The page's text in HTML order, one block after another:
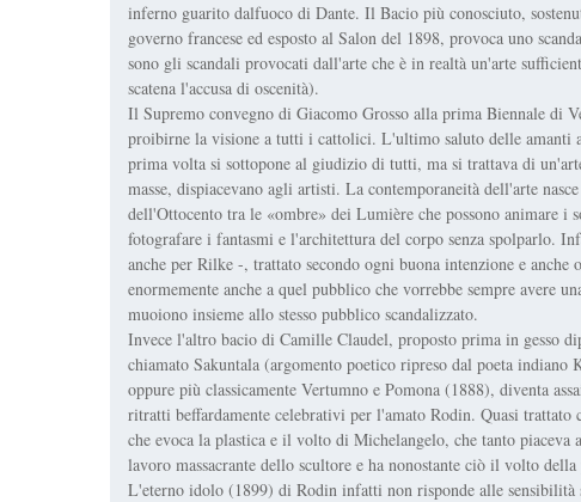
inferno guarito dalfuoco di Dante. Il Bacio più conosciuto,
governo francese ed esposto al Salon del 1898, provoca uno
sono gli scandali provocati dall'arte che è in realtà un'arte
scatena l'accusa di oscenità).
Il Supremo convegno di Giacomo Grosso alla prima Biennale di
proibirne la visione a tutti i cattolici. L'ultimo saluto delle amanti
prima volta si sottopone al giudizio di tutti, ma si trattava di
masse, dispiacevano agli artisti. La contemporaneità dell'arte
dell'Ottocento tra le «ombre» dei Lumière che possono animare
fotografare i fantasmi e l'architettura del corpo senza spolparlo.
anche per Rilke -, trattato secondo ogni buona intenzione e
enormemente anche a quel pubblico che vorrebbe sempre avere
muoiono insieme allo stesso pubblico scandalizzato.
Invece l'altro bacio di Camille Claudel, proposto prima in gesso
chiamato Sakuntala (argomento poetico ripreso dal poeta
oppure più classicamente Vertumno e Pomona (1888), diventa
ritratti beffardamente celebrativi per l'amato Rodin. Quasi
che evoca la plastica e il volto di Michelangelo, che tanto
lavoro massacrante dello scultore e ha nonostante ciò il volto
L'eterno idolo (1899) di Rodin infatti non risponde alle